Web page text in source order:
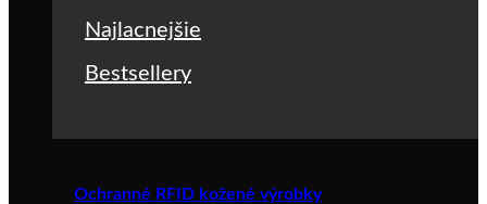
Najlacnejšie
Bestsellery
Ochranné RFID kožené výrobky